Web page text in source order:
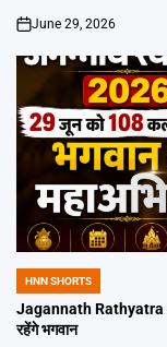
on
June 29, 2026
POSTED
IN
HNN SHORTS
Jagannath Rathyatra
रहेंगे भगवान